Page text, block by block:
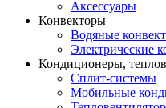
Аксессуары
Конвекторы
Водяные
Электрические
Кондиционеры,
Сплит-системы
Мобильные